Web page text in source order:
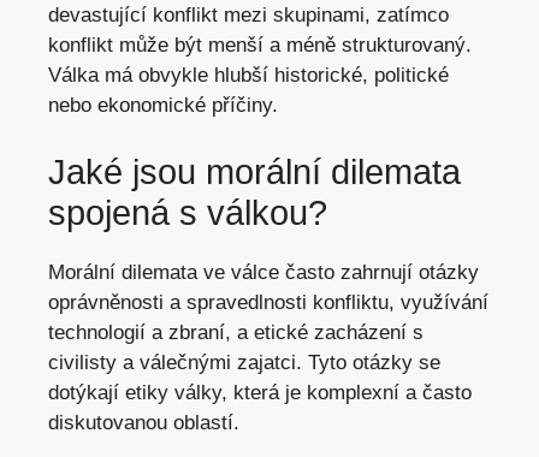
devastující konflikt mezi skupinami, zatímco
konflikt může být menší a méně strukturovaný.
Válka má obvykle hlubší historické, politické
nebo ekonomické příčiny.
Jaké jsou morální dilemata
spojená s válkou?
Morální dilemata ve válce často zahrnují otázky
oprávněnosti a spravedlnosti konfliktu, využívání
technologií a zbraní, a etické zacházení s
civilisty a válečnými zajatci. Tyto otázky se
dotýkají etiky války, která je komplexní a často
diskutovanou oblastí.